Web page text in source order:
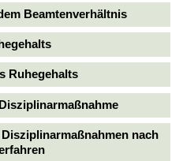
Beamtenverhältnis
Ruhegehalts
nach